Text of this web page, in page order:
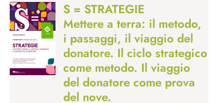
S = STRATEGIE
Mettere a terra: il metodo,
i passaggi, il viaggio del
donatore. Il ciclo strategico
come metodo. Il viaggio
del donatore come prova
del nove.